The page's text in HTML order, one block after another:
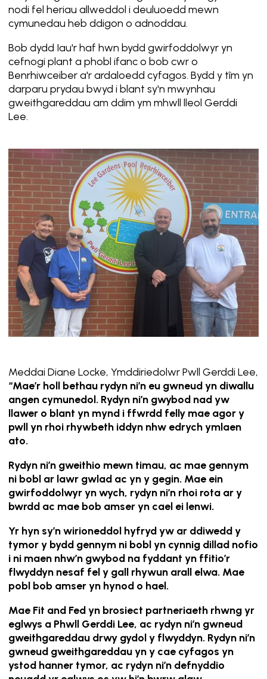
nodi fel heriau allweddol i deuluoedd mewn
cymunedau heb ddigon o adnoddau.
Bob dydd Iau'r haf hwn bydd gwirfoddolwyr yn
cefnogi plant a phobl ifanc o bob cwr o
Benrhiwceiber a'r ardaloedd cyfagos. Bydd y tîm yn
darparu prydau bwyd i blant sy'n mwynhau
gweithgareddau am ddim ym mhwll lleol Gerddi
Lee.
Meddai Diane Locke, Ymddiriedolwr Pwll Gerddi Lee,
“Mae’r holl bethau rydyn ni’n eu gwneud yn diwallu
angen cymunedol. Rydyn ni’n gwybod nad yw
llawer o blant yn mynd i ffwrdd felly mae agor y
pwll yn rhoi rhywbeth iddyn nhw edrych ymlaen
ato.
Rydyn ni’n gweithio mewn timau, ac mae gennym
ni bobl ar lawr gwlad ac yn y gegin. Mae ein
gwirfoddolwyr yn wych, rydyn ni’n rhoi rota ar y
bwrdd ac mae bob amser yn cael ei lenwi.
Yr hyn sy’n wirioneddol hyfryd yw ar ddiwedd y
tymor y bydd gennym ni bobl yn cynnig dillad nofio
i ni maen nhw’n gwybod na fyddant yn ffitio’r
flwyddyn nesaf fel y gall rhywun arall elwa. Mae
pobl bob amser yn hynod o hael.
Mae Fit and Fed yn brosiect partneriaeth rhwng yr
eglwys a Phwll Gerddi Lee, ac rydyn ni’n gwneud
gweithgareddau drwy gydol y flwyddyn. Rydyn ni’n
gwneud gweithgareddau yn y cae cyfagos yn
ystod hanner tymor, ac rydyn ni’n defnyddio